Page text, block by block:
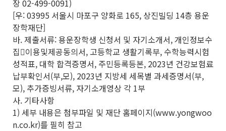
장 02-499-0091)
[우: 03995 서울시 마포구 양화로 165, 상진빌딩 14층 용운
장학재단]
바. 제출서류: 용운장학생 신청서 및 자기소개서, 개인정보수
집이용및제공동의서, 고등학교 생활기록부, 수학능력시험
성적표, 대학 합격증명서, 주민등록등본, 2023년 건강보험료
납부확인서(부,모), 2023년 지방세 세목별 과세증명서(부,
모), 추가증빙서류, 자기소개영상 각 1부
사. 기타사항
1) 세부 내용은 첨부파일 및 재단 홈페이지(www.yongwoo
n.co.kr)를 필히 참고